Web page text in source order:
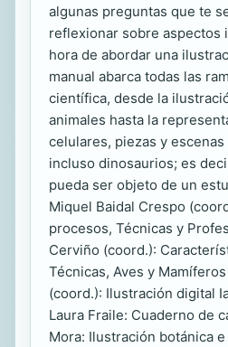
algunas preguntas que te
reflexionar sobre aspectos
hora de abordar una
manual abarca todas las
científica, desde la
animales hasta la
celulares, piezas y
incluso dinosaurios; es
pueda ser objeto de un
Miquel Baidal Crespo
procesos, Técnicas y
Cerviño (coord.):
Técnicas, Aves y
(coord.): Ilustración digital
Laura Fraile: Cuaderno de
Mora: Ilustración botánica